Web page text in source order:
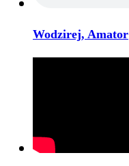
Wodzirej, Amator